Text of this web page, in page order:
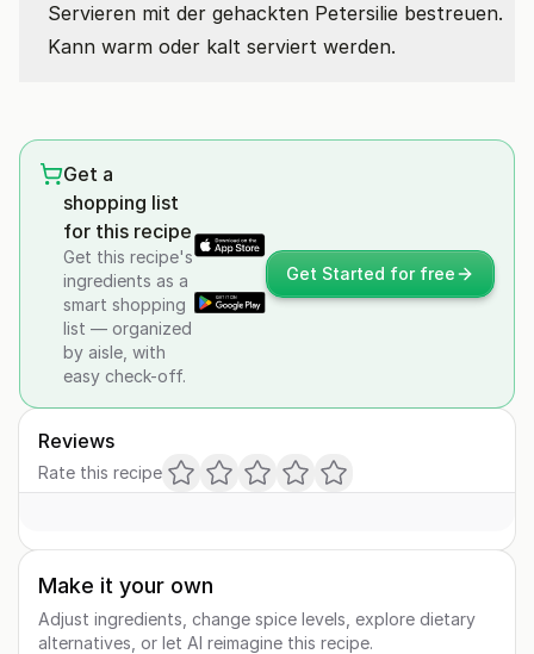
Servieren mit der gehackten Petersilie bestreuen.
Kann warm oder kalt serviert werden.
Get a
shopping list
for this recipe
Get this recipe's
ingredients as a
smart shopping
list — organized
by aisle, with
easy check-off.
Get Started for free
Reviews
Rate this recipe
Make it your own
Adjust ingredients, change spice levels, explore dietary
alternatives, or let AI reimagine this recipe.